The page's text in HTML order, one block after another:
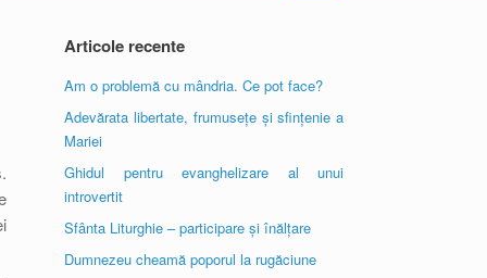
Articole recente
Am o problemă cu mândria. Ce pot face?
Adevărata libertate, frumusețe și sfințenie a
Mariei
Ghidul pentru evanghelizare al unui
introvertit
Sfânta Liturghie – participare și înălțare
Dumnezeu cheamă poporul la rugăciune